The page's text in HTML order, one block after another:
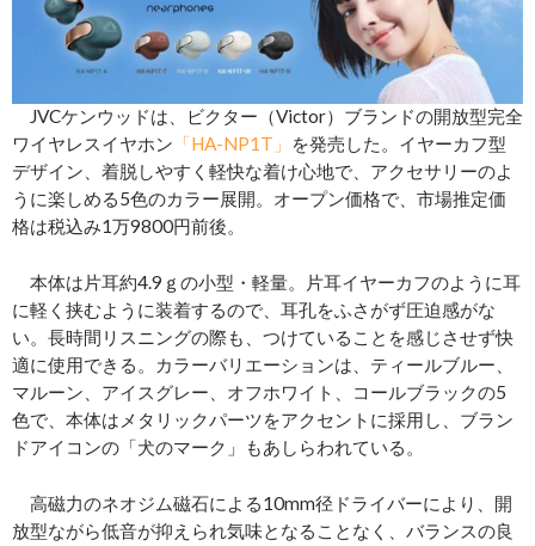
JVCケンウッドは、ビクター（Victor）ブランドの開放型完全
ワイヤレスイヤホン 「HA-NP1T」
を発売した。イヤーカフ型
デザイン、着脱しやすく軽快な着け心地で、アクセサリーのよ
うに楽しめる5色のカラー展開。オープン価格で、市場推定価
格は税込み1万9800円前後。
本体は片耳約4.9ｇの小型・軽量。片耳イヤーカフのように耳
に軽く挟むように装着するので、耳孔をふさがず圧迫感がな
い。長時間リスニングの際も、つけていることを感じさせず快
適に使用できる。カラーバリエーションは、ティールブルー、
マルーン、アイスグレー、オフホワイト、コールブラックの5
色で、本体はメタリックパーツをアクセントに採用し、ブラン
ドアイコンの「犬のマーク」もあしらわれている。
高磁力のネオジム磁石による10mm径ドライバーにより、開
放型ながら低音が抑えられ気味となることなく、バランスの良